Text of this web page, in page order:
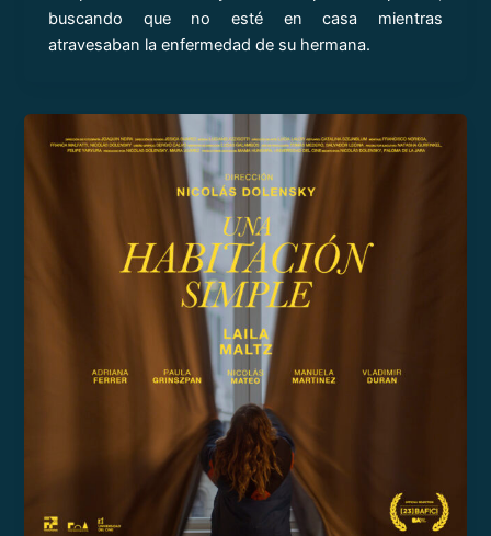
buscando que no esté en casa mientras
atravesaban la enfermedad de su hermana.